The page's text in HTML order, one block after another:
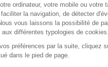
ordinateur, votre mobile ou votre
la navigation, de détecter
vous laissons la possibilité de
différentes typologies de cookies.
préférences par la suite, cliquez
dans le pied de page.
Axeptio consent